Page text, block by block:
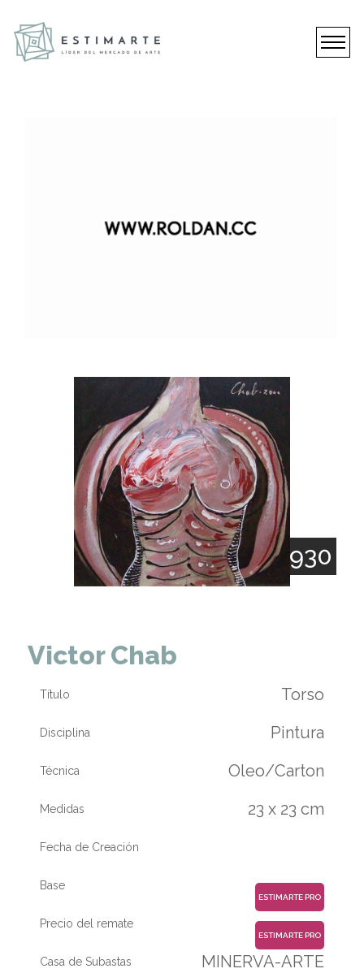
1930
Victor Chab
Título Torso
Disciplina Pintura
Técnica Oleo/Carton
Medidas 23 x 23 cm
Fecha de Creación
Base
ESTIMARTE PRO
Precio del remate
ESTIMARTE PRO
Casa de Subastas MINERVA-ARTE